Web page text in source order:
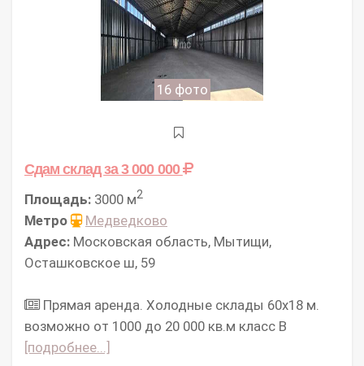
16 фото
Сдам складза 3 000 000
Площадь: 3000 м2
Метро
Медведково
Адрес: Московская область, Мытищи,
Осташковское ш, 59
Прямая аренда. Холодные склады 60х18 м.
возможно от 1000 до 20 000 кв.м класс В
[подробнее...]